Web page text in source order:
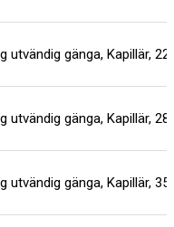
utvändig gänga, Kapillär,
utvändig gänga, Kapillär,
utvändig gänga, Kapillär,